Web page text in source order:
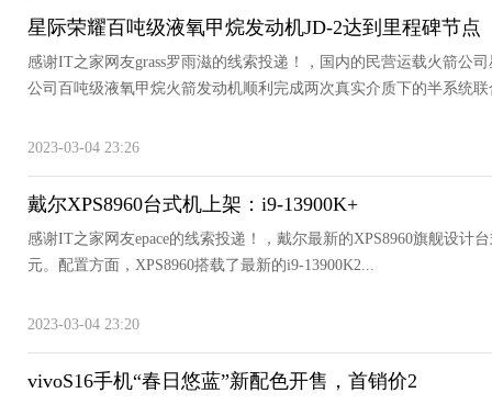
星际荣耀百吨级液氧甲烷发动机JD-2达到里程碑节点
感谢IT之家网友grass罗雨滋的线索投递！，国内的民营运载火箭公
公司百吨级液氧甲烷火箭发动机顺利完成两次真实介质下的半系统
2023-03-04 23:26
戴尔XPS8960台式机上架：i9-13900K+
感谢IT之家网友epace的线索投递！，戴尔最新的XPS8960旗舰设计
元。配置方面，XPS8960搭载了最新的i9-13900K2...
2023-03-04 23:20
vivoS16手机“春日悠蓝”新配色开售，首销价2